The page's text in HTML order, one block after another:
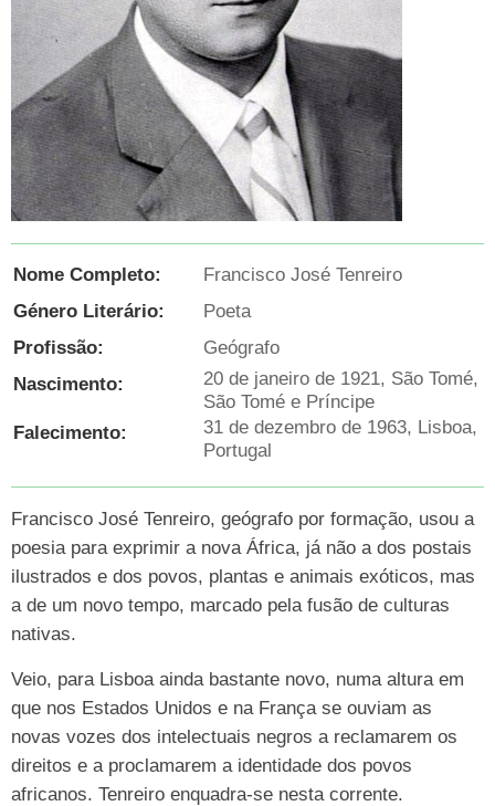
Nome Completo:
Francisco José Tenreiro
Género Literário:
Poeta
Profissão:
Geógrafo
Nascimento:
20 de janeiro de 1921, São Tomé,
São Tomé e Príncipe
Falecimento:
31 de dezembro de 1963, Lisboa,
Portugal
Francisco José Tenreiro, geógrafo por formação, usou a
poesia para exprimir a nova África, já não a dos postais
ilustrados e dos povos, plantas e animais exóticos, mas
a de um novo tempo, marcado pela fusão de culturas
nativas.
Veio, para Lisboa ainda bastante novo, numa altura em
que nos Estados Unidos e na França se ouviam as
novas vozes dos intelectuais negros a reclamarem os
direitos e a proclamarem a identidade dos povos
africanos. Tenreiro enquadra-se nesta corrente.